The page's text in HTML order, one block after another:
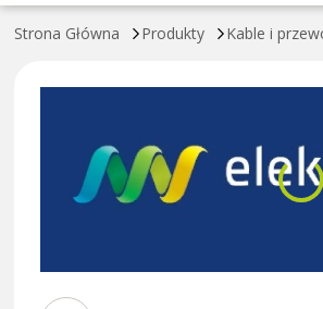
Strona Główna Produkty Kable i